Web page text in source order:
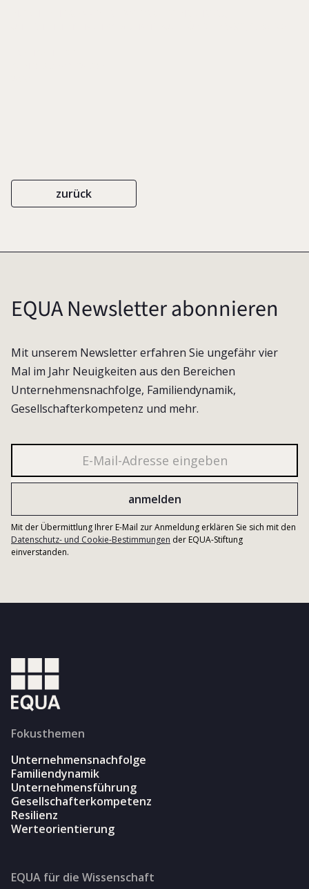
zurück
EQUA Newsletter abonnieren
Mit unserem Newsletter erfahren Sie ungefähr vier
Mal im Jahr Neuigkeiten aus den Bereichen
Unternehmensnachfolge, Familiendynamik,
Gesellschafterkompetenz und mehr.
Mit der Übermittlung Ihrer E-Mail zur Anmeldung erklären Sie sich mit den
Datenschutz- und Cookie-Bestimmungen der EQUA-Stiftung
einverstanden.
Fokusthemen
Unternehmensnachfolge
Familiendynamik
Unternehmensführung
Gesellschafterkompetenz
Resilienz
Werteorientierung
EQUA für die Wissenschaft